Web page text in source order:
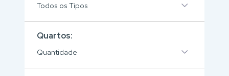
Todos os Tipos
Quartos:
Quantidade